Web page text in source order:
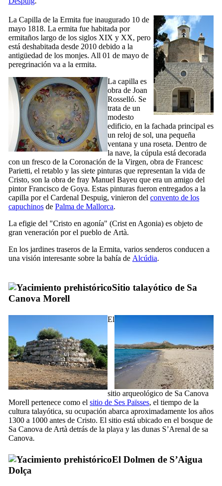
La Capilla de la Ermita fue inaugurado 10 de
mayo 1818. La ermita fue habitada por
ermitaños largo de los siglos XIX y XX, pero
está deshabitada desde 2010 debido a la
antigüedad de los monjes. All 01 de mayo de
peregrinación va a la ermita.
La capilla es
obra de Joan
Rosselló. Se
trata de un
modesto
edificio, en la fachada principal es
un reloj de sol, una pequeña
ventana y una roseta. Dentro de
la nave, la cúpula está decorada
con un fresco de la Coronación de la Virgen, obra de Francesc
Parietti, el retablo y las siete pinturas que representan la vida de
Cristo, son la obra de fray Manuel Bayeu que era un amigo del
pintorFrancisco de Goya. Estas pinturas fueron entregados a la
capilla por el Cardenal Despuig, vinieron del convento de los
capuchinos de Palma de Mallorca.
La efigie del "Cristo en agonía" (Crist en Agonia) es objeto de
gran veneración por el pueblo de Artà.
En los jardines traseros de la Ermita, varios senderos conducen a
una visión interesante sobre la bahía de Alcúdia.
Sitio talayótico de Sa
Canova Morell
El
sitio arqueológico de Sa Canova
Morell pertenece como el sitio de Ses Païsses, el tiempo de la
cultura talayótica, su ocupación abarca aproximadamente los años
1300 a 1000 antes de Cristo. El sitio está ubicado en el bosque de
Sa Canova de Artà detrás de la playa y las dunas S’Arenal de sa
Canova.
El Dolmen de S’Aigua
Dolça